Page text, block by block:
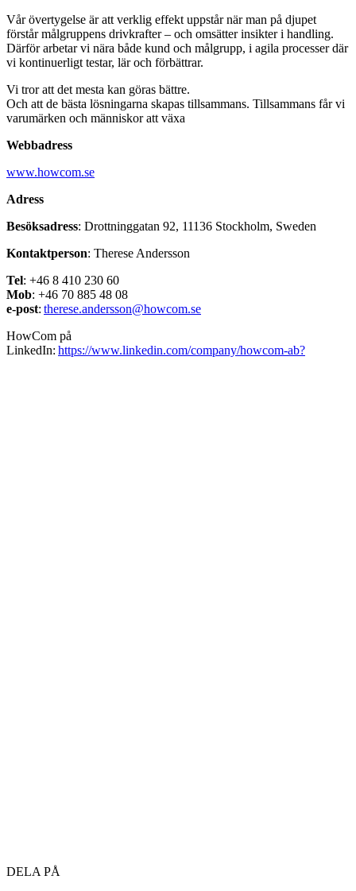
Vår övertygelse är att verklig effekt uppstår när man på djupet
förstår målgruppens drivkrafter – och omsätter insikter i handling.
Därför arbetar vi nära både kund och målgrupp, i agila processer där
vi kontinuerligt testar, lär och förbättrar.
Vi tror att det mesta kan göras bättre.
Och att de bästa lösningarna skapas tillsammans. Tillsammans får vi
varumärken och människor att växa
Webbadress
www.howcom.se
Adress
Besöksadress: Drottninggatan 92, 11136 Stockholm, Sweden
Kontaktperson: Therese Andersson
Tel: +46 8 410 230 60
Mob: +46 70 885 48 08
e-post: therese.andersson@howcom.se
HowCom på
LinkedIn: https://www.linkedin.com/company/howcom-ab?
DELA PÅ